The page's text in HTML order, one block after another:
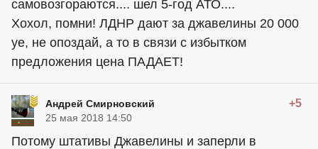
самовозгораются.... шел 5-год АТО....
Хохол, помни! ЛДНР дают за джавелины 20 000
уе, не опоздай, а то в связи с избытком
предложения цена ПАДАЕТ!
Андрей Смирновский +5
25 мая 2018 14:50
Потому штативы Джавелины и заперли в